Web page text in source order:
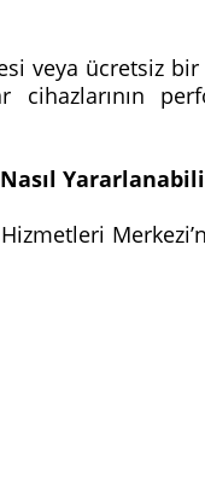
veya ücretsiz
cihazlarının